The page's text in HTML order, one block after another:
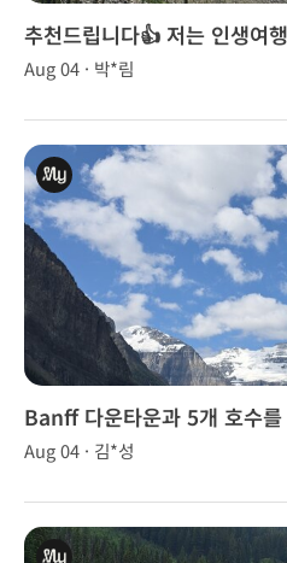
추천드립니다👍 저는 인생여
Aug 04 · 박*림
Banff 다운타운과 5개 호수를
수 있었어요.
Aug 04 · 김*성